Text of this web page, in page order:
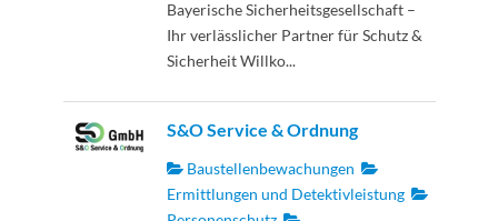
Bayerische Sicherheitsgesellschaft –
Ihr verlässlicher Partner für Schutz &
Sicherheit Willko...
S&O Service & Ordnung
Baustellenbewachungen
Ermittlungen und Detektivleistung